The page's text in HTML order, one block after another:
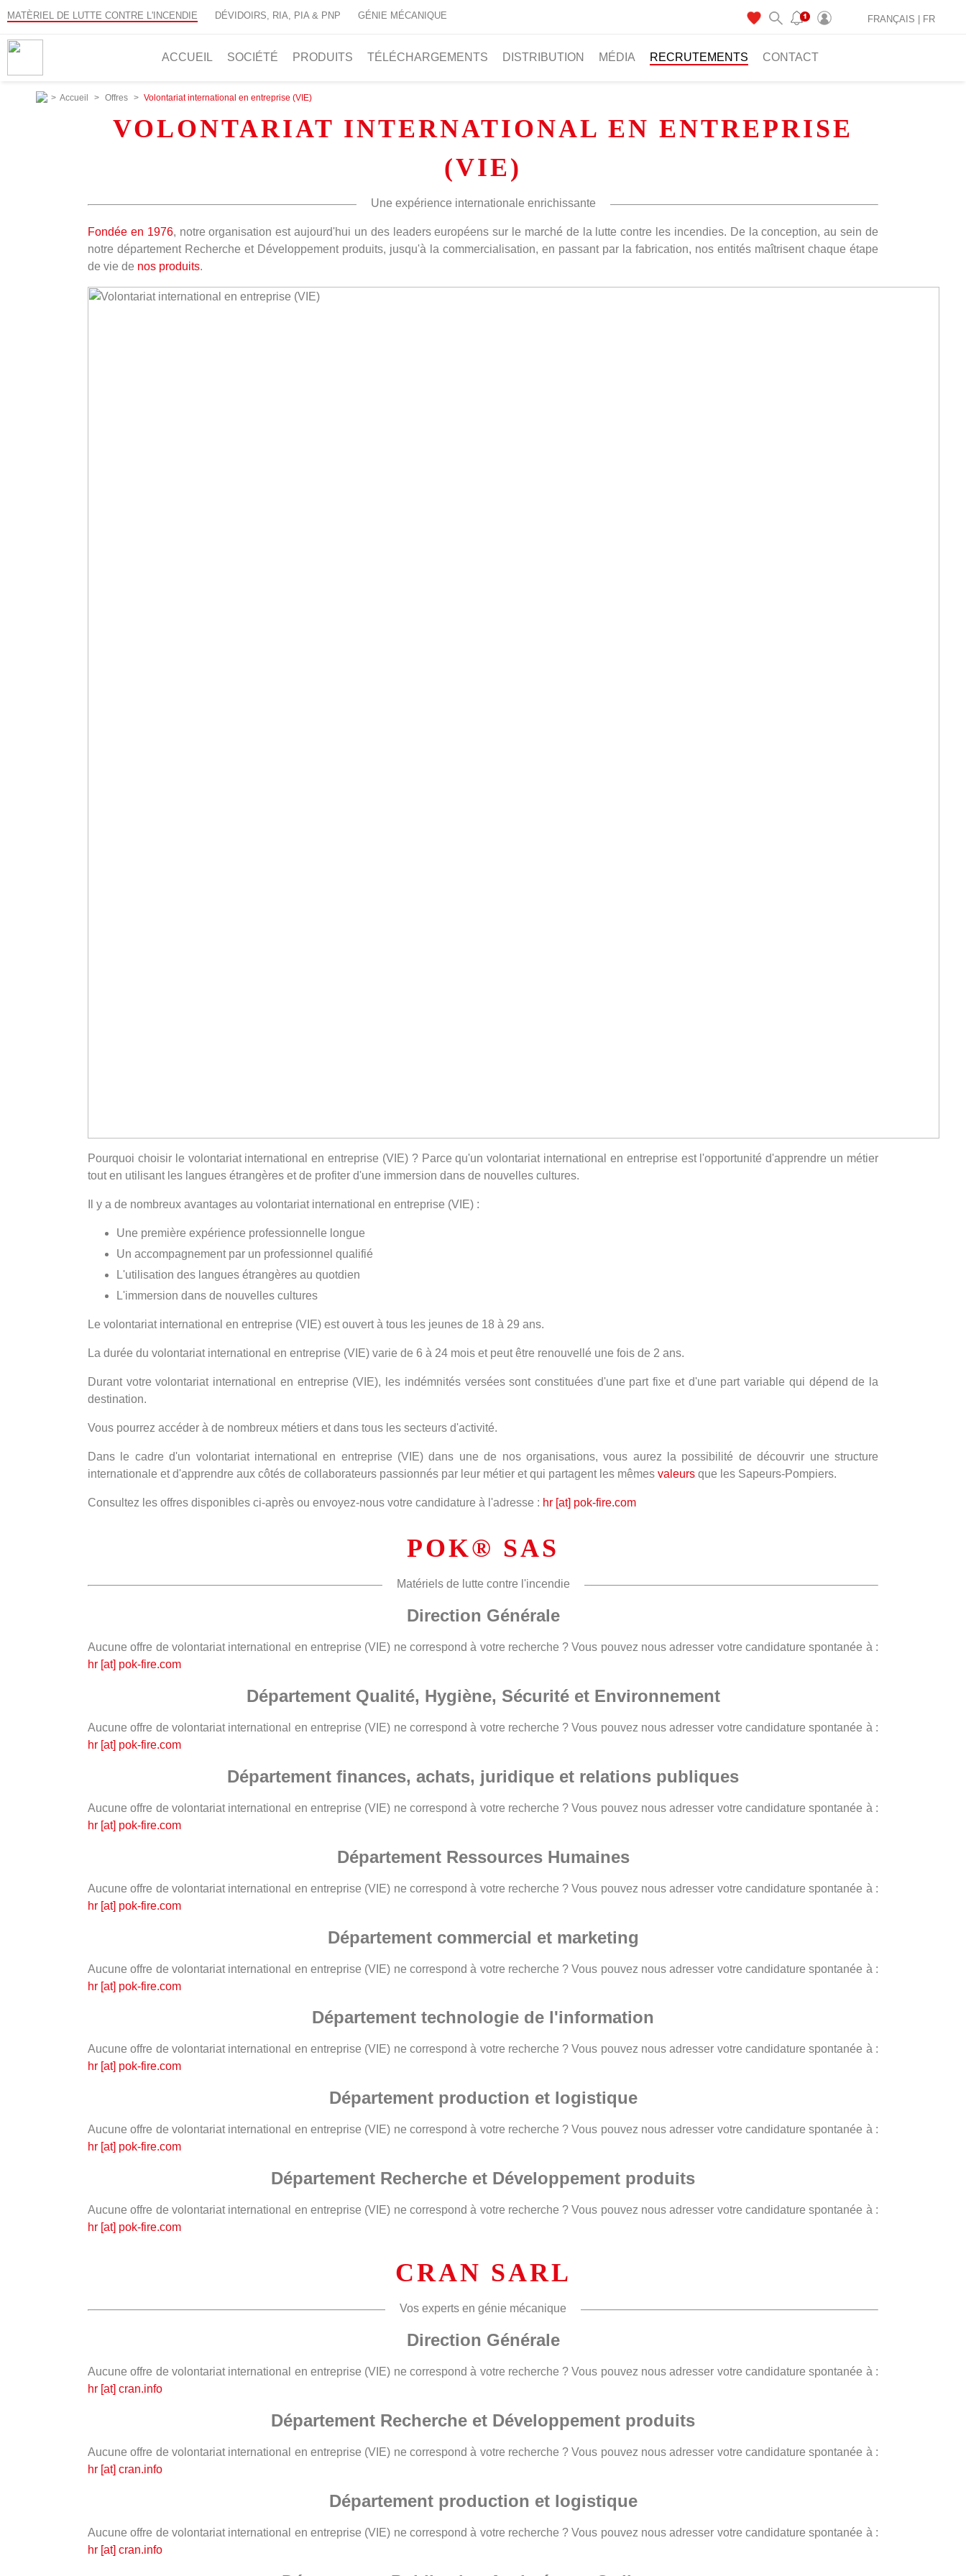
MATÈRIEL DE LUTTE CONTRE L'INCENDIE DÉVIDOIRS, RIA, PIA & PNP GÉNIE MÉCANIQUE
ACCUEIL SOCIÉTÉ PRODUITS TÉLÉCHARGEMENTS DISTRIBUTION MÉDIA RECRUTEMENTS CONTACT
FRANÇAIS | FR
> Accueil > Offres > Volontariat international en entreprise (VIE)
VOLONTARIAT INTERNATIONAL EN ENTREPRISE
(VIE)
Une expérience internationale enrichissante
Fondée en 1976, notre organisation est aujourd'hui un des leaders européens sur le marché de la lutte contre les incendies. De la conception, au sein de
notre département Recherche et Développement produits, jusqu'à la commercialisation, en passant par la fabrication, nos entités maîtrisent chaque étape
de vie de nos produits.
Pourquoi choisir le volontariat international en entreprise (VIE) ? Parce qu'un volontariat international en entreprise est l'opportunité d'apprendre un métier
tout en utilisant les langues étrangères et de profiter d'une immersion dans de nouvelles cultures.
Il y a de nombreux avantages au volontariat international en entreprise (VIE) :
Une première expérience professionnelle longue
Un accompagnement par un professionnel qualifié
L'utilisation des langues étrangères au quotdien
L'immersion dans de nouvelles cultures
Le volontariat international en entreprise (VIE) est ouvert à tous les jeunes de 18 à 29 ans.
La durée du volontariat international en entreprise (VIE) varie de 6 à 24 mois et peut être renouvellé une fois de 2 ans.
Durant votre volontariat international en entreprise (VIE), les indémnités versées sont constituées d'une part fixe et d'une part variable qui dépend de la
destination.
Vous pourrez accéder à de nombreux métiers et dans tous les secteurs d'activité.
Dans le cadre d'un volontariat international en entreprise (VIE) dans une de nos organisations, vous aurez la possibilité de découvrir une structure
internationale et d'apprendre aux côtés de collaborateurs passionnés par leur métier et qui partagent les mêmes valeurs que les Sapeurs-Pompiers.
Consultez les offres disponibles ci-après ou envoyez-nous votre candidature à l'adresse : hr [at] pok-fire.com
POK® SAS
Matériels de lutte contre l'incendie
Direction Générale
Aucune offre de volontariat international en entreprise (VIE) ne correspond à votre recherche ? Vous pouvez nous adresser votre candidature spontanée à :
hr [at] pok-fire.com
Département Qualité, Hygiène, Sécurité et Environnement
Aucune offre de volontariat international en entreprise (VIE) ne correspond à votre recherche ? Vous pouvez nous adresser votre candidature spontanée à :
hr [at] pok-fire.com
Département finances, achats, juridique et relations publiques
Aucune offre de volontariat international en entreprise (VIE) ne correspond à votre recherche ? Vous pouvez nous adresser votre candidature spontanée à :
hr [at] pok-fire.com
Département Ressources Humaines
Aucune offre de volontariat international en entreprise (VIE) ne correspond à votre recherche ? Vous pouvez nous adresser votre candidature spontanée à :
hr [at] pok-fire.com
Département commercial et marketing
Aucune offre de volontariat international en entreprise (VIE) ne correspond à votre recherche ? Vous pouvez nous adresser votre candidature spontanée à :
hr [at] pok-fire.com
Département technologie de l'information
Aucune offre de volontariat international en entreprise (VIE) ne correspond à votre recherche ? Vous pouvez nous adresser votre candidature spontanée à :
hr [at] pok-fire.com
Département production et logistique
Aucune offre de volontariat international en entreprise (VIE) ne correspond à votre recherche ? Vous pouvez nous adresser votre candidature spontanée à :
hr [at] pok-fire.com
Département Recherche et Développement produits
Aucune offre de volontariat international en entreprise (VIE) ne correspond à votre recherche ? Vous pouvez nous adresser votre candidature spontanée à :
hr [at] pok-fire.com
CRAN SARL
Vos experts en génie mécanique
Direction Générale
Aucune offre de volontariat international en entreprise (VIE) ne correspond à votre recherche ? Vous pouvez nous adresser votre candidature spontanée à :
hr [at] cran.info
Département Recherche et Développement produits
Aucune offre de volontariat international en entreprise (VIE) ne correspond à votre recherche ? Vous pouvez nous adresser votre candidature spontanée à :
hr [at] cran.info
Département production et logistique
Aucune offre de volontariat international en entreprise (VIE) ne correspond à votre recherche ? Vous pouvez nous adresser votre candidature spontanée à :
hr [at] cran.info